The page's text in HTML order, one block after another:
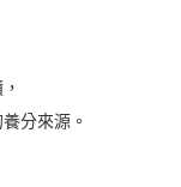
分來源。